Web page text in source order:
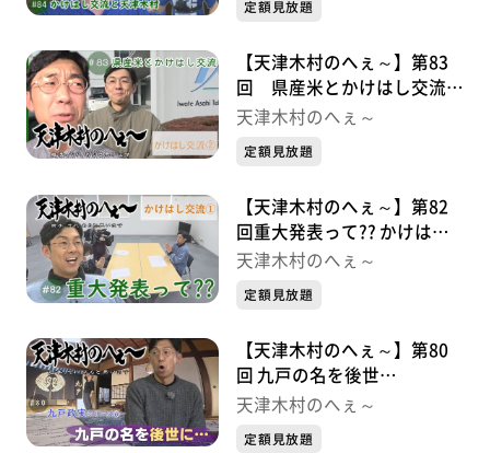
定額見放題
【天津木村のへぇ～】第83
回 県産米とかけはし交流
かけはし交流シリーズ②
天津木村のへぇ～
定額見放題
【天津木村のへぇ～】第82
回重大発表って?? かけはし
交流シリーズ①
天津木村のへぇ～
定額見放題
【天津木村のへぇ～】第80
回 九戸の名を後世
に・・・ 九戸政実シリーズ
天津木村のへぇ～
定額見放題